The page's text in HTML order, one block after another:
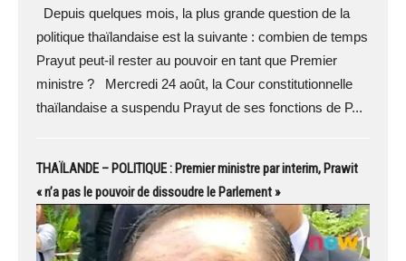
Depuis quelques mois, la plus grande question de la
politique thaïlandaise est la suivante : combien de temps
Prayut peut-il rester au pouvoir en tant que Premier
ministre ? Mercredi 24 août, la Cour constitutionnelle
thaïlandaise a suspendu Prayut de ses fonctions de P...
THAÏLANDE – POLITIQUE : Premier ministre par interim, Prawit
« n’a pas le pouvoir de dissoudre le Parlement »